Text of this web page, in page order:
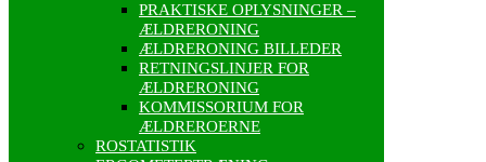
PRAKTISKE OPLYSNINGER –
ÆLDRERONING
ÆLDRERONING BILLEDER
RETNINGSLINJER FOR
ÆLDRERONING
KOMMISSORIUM FOR
ÆLDREROERNE
ROSTATISTIK